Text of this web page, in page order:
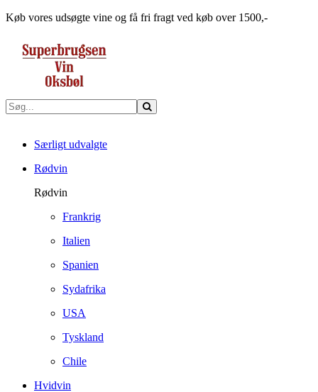
Køb vores udsøgte vine og få fri fragt ved køb over 1500,-
Særligt udvalgte
Rødvin
Rødvin
Frankrig
Italien
Spanien
Sydafrika
USA
Tyskland
Chile
Hvidvin